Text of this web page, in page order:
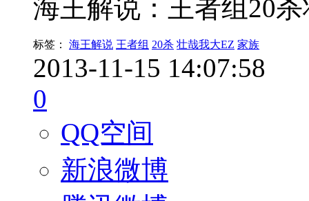
海王解说：王者组20
标签： 海王解说 王者组 20杀 壮哉我大EZ 家族
2013-11-15 14:07:58
0
QQ空间
新浪微博